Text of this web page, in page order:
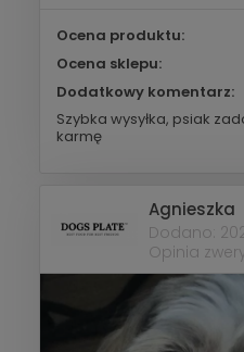
Ocena produktu:
Ocena sklepu:
Dodatkowy komentarz:
Szybka wysyłka, psiak
karmę
Agnieszka
Dodano:
Opinia